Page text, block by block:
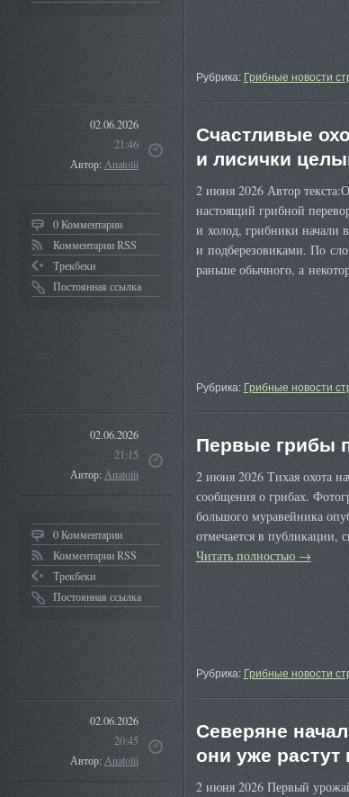
Рубрика: Грибные новости
02.06.2026
21:46
Автор:Anatolii
0 Комментарии
Комментарии RSS
Трекбеки
Постоянная ссылка
Счастливые
и лисички
2 июня 2026 Автор
настоящий грибной
и холод, грибники начали
и подберезовиками. По
раньше обычного, а
Рубрика: Грибные новости
02.06.2026
21:15
Автор:Anatolii
0 Комментарии
Комментарии RSS
Трекбеки
Постоянная ссылка
Первые грибы
2 июня 2026 Тихая охота
сообщения о грибах.
большого муравейника
отмечается в публикации,
Читать полностью →
Рубрика: Грибные новости
02.06.2026
20:45
Автор:Anatolii
Северяне
они уже растут
2 июня 2026 Первый